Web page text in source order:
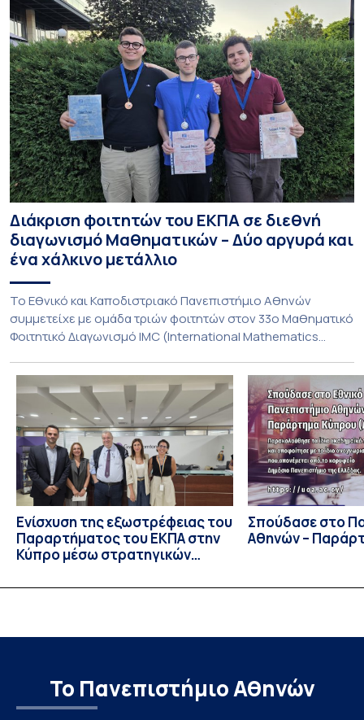
Διάκριση φοιτητών του ΕΚΠΑ σε διεθνή
διαγωνισμό Μαθηματικών – Δύο αργυρά και
ένα χάλκινο μετάλλιο
To Εθνικό και Καποδιστριακό Πανεπιστήμιο Αθηνών
συμμετείχε με ομάδα τριών φοιτητών στον 33ο Μαθηματικό
Φοιτητικό Διαγωνισμό IMC (International Mathematics
Ιουλίου στο Blagoevgrad της Βουλγαρίας. Σε αυτόν
συμμετείχαν 447 φοιτητές εκπροσωπώντας 135
πανεπιστήμια από 46 χώρες. Από την Ελλάδα, συμμετείχαν
επίσης το Εθνικό Μετσόβιο Πολυτεχνείο, το Αριστοτέλειο
Πανεπιστήμιο […]
Ενίσχυση της εξωστρέφειας του
Παραρτήματος του ΕΚΠΑ στην
Κύπρο μέσω στρατηγικών
Σπούδασε στο
Αθηνών –
Το Πανεπιστήμιο Αθηνών